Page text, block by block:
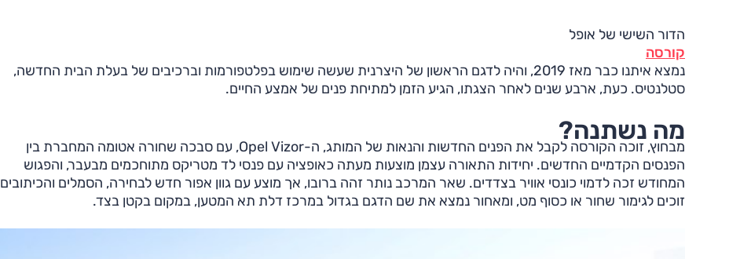
הדור השישי של אופל
קורסה
נמצא איתנו כבר מאז 2019, והיה לדגם הראשון של היצרנית שעשה שימוש בפלטפורמות וברכיבים של בעלת הבית החדשה,
סטלנטיס. כעת, ארבע שנים לאחר הצגתו, הגיע הזמן למתיחת פנים של אמצע החיים.
מה נשתנה?
מבחוץ, זוכה הקורסה לקבל את הפנים החדשות והנאות של המותג, ה-Opel Vizor, עם סבכה שחורה אטומה המחברת בין
הפנסים הקדמיים החדשים. יחידות התאורה עצמן מוצעות מעתה כאופציה עם פנסי לד מטריקס מתוחכמים מבעבר, ​​והפגוש
המחודש זכה לדמוי כונסי אוויר בצדדים. שאר המרכב נותר זהה ברובו, אך מוצע עם גוון אפור חדש לבחירה, הסמלים והכיתובים
זוכים לגימור שחור או כסוף מט, ומאחור נמצא את שם הדגם בגדול במרכז דלת תא המטען, במקום בקטן בצד.